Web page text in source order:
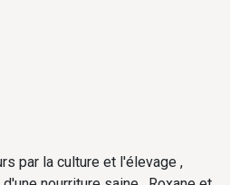
par la culture et l'élevage ,